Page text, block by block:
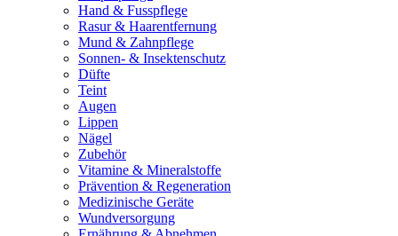
Hand & Fusspflege
Rasur & Haarentfernung
Mund & Zahnpflege
Sonnen- & Insektenschutz
Düfte
Teint
Augen
Lippen
Nägel
Zubehör
Vitamine & Mineralstoffe
Prävention & Regeneration
Medizinische Geräte
Wundversorgung